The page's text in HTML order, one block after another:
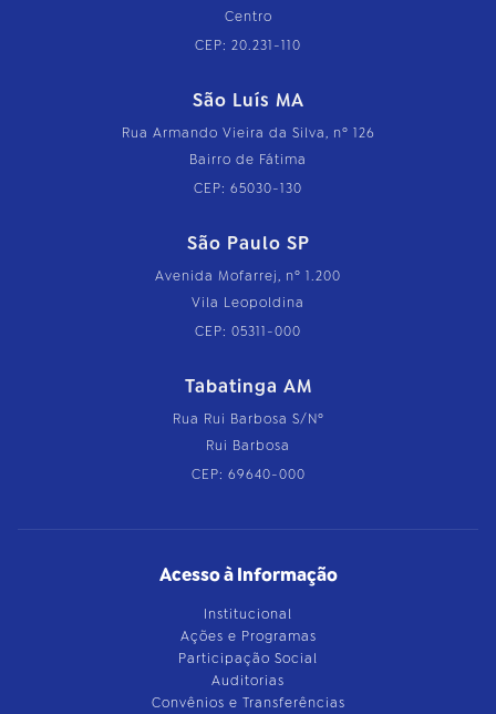
Centro
CEP: 20.231-110
São Luís MA
Rua Armando Vieira da Silva, nº 126
Bairro de Fátima
CEP: 65030-130
São Paulo SP
Avenida Mofarrej, nº 1.200
Vila Leopoldina
CEP: 05311-000
Tabatinga AM
Rua Rui Barbosa S/Nº
Rui Barbosa
CEP: 69640-000
Acesso à Informação
Institucional
Ações e Programas
Participação Social
Auditorias
Convênios e Transferências